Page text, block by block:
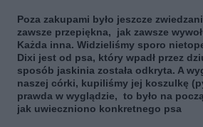
Poza zakupami było jeszcze
zawsze przepiękna, jak zawsze
Każda inna. Widzieliśmy sporo
Dixi jest od psa, który wpadł przez
sposób jaskinia została odkryta. A
naszej córki, kupiliśmy jej koszulkę
prawda w wyglądzie, to było na
jak uwieczniono konkretnego psa